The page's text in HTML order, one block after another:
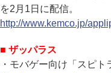
を2月1日に配信。
http://www.kemco.jp/
■ ザッパラス
・モバゲー向け「スピ